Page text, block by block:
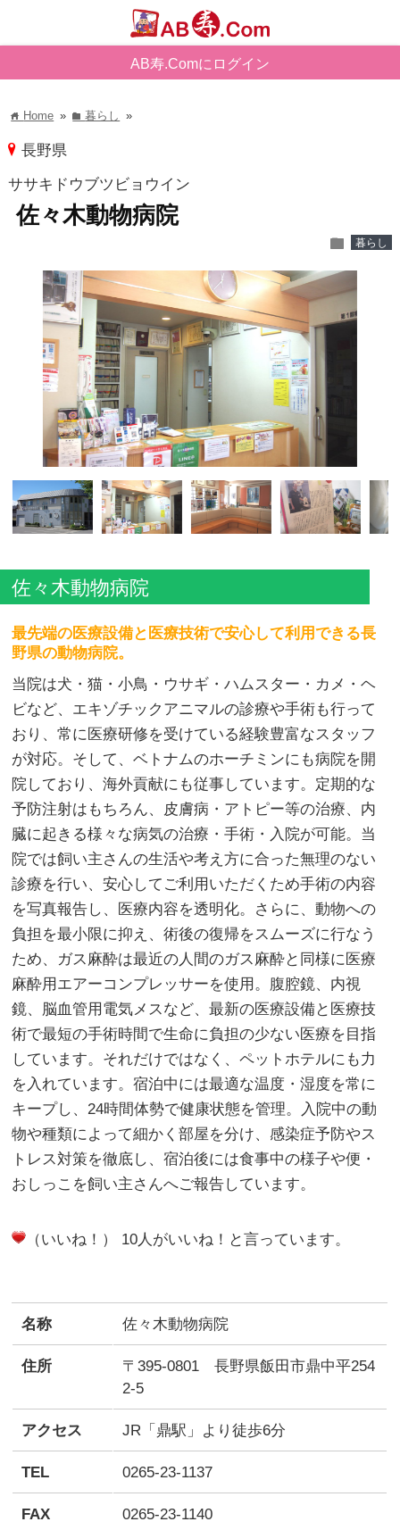
AB寿.Comにログイン
home Home » folder暮らし »
pin長野県
ササキドウブツビョウイン
佐々木動物病院
folder 暮らし
佐々木動物病院
最先端の医療設備と医療技術で安心して利用できる長
野県の動物病院。
当院は犬・猫・小鳥・ウサギ・ハムスター・カメ・ヘ
ビなど、エキゾチックアニマルの診療や手術も行って
おり、常に医療研修を受けている経験豊富なスタッフ
が対応。そして、ベトナムのホーチミンにも病院を開
院しており、海外貢献にも従事しています。定期的な
予防注射はもちろん、皮膚病・アトピー等の治療、内
臓に起きる様々な病気の治療・手術・入院が可能。当
院では飼い主さんの生活や考え方に合った無理のない
診療を行い、安心してご利用いただくため手術の内容
を写真報告し、医療内容を透明化。さらに、動物への
負担を最小限に抑え、術後の復帰をスムーズに行なう
ため、ガス麻酔は最近の人間のガス麻酔と同様に医療
麻酔用エアーコンプレッサーを使用。腹腔鏡、内視
鏡、脳血管用電気メスなど、最新の医療設備と医療技
術で最短の手術時間で生命に負担の少ない医療を目指
しています。それだけではなく、ペットホテルにも力
を入れています。宿泊中には最適な温度・湿度を常に
キープし、24時間体勢で健康状態を管理。入院中の動
物や種類によって細かく部屋を分け、感染症予防やス
トレス対策を徹底し、宿泊後には食事中の様子や便・
おしっこを飼い主さんへご報告しています。
（いいね！） 10人がいいね！と言っています。
名称 佐々木動物病院
住所
〒395-0801 長野県飯田市鼎中平254
2-5
アクセス JR「鼎駅」より徒歩6分
TEL 0265-23-1137
FAX 0265-23-1140